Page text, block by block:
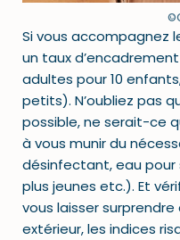
Si vous accompagnez
un taux
adultes pour 10
petits). N’oubliez pas
possible, ne serait-ce
à vous munir du
désinfectant, eau pour
plus jeunes etc.). Et
vous laisser
extérieur, les indices